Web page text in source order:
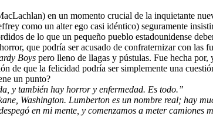
en un momento crucial de la inquietante
como un alter ego casi idéntico) seguramente
de lo que un pequeño pueblo estadounidense
que podría ser acusado de confraternizar con las
Boys pero lleno de llagas y pústulas. Fue hecha
de que la felicidad podría ser simplemente una
un punto?
y también hay horror y enfermedad. Es todo.”
Washington. Lumberton es un nombre real; hay
en mi mente, y comenzamos a meter camiones